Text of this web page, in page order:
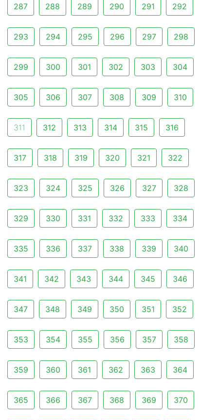
287 288 289 290 291 292
293 294 295 296 297 298
299 300 301 302 303 304
305 306 307 308 309 310
311 312 313 314 315 316
317 318 319 320 321 322
323 324 325 326 327 328
329 330 331 332 333 334
335 336 337 338 339 340
341 342 343 344 345 346
347 348 349 350 351 352
353 354 355 356 357 358
359 360 361 362 363 364
365 366 367 368 369 370